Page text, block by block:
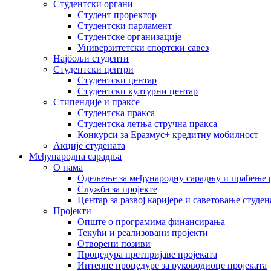
Студентски органи
Студент проректор
Студентски парламент
Студентске организације
Универзитетски спортски савез
Најбољи студенти
Студентски центри
Студентски центар
Студентски културни центар
Стипендије и праксе
Студентска пракса
Студентска летња стручна пракса
Конкурси за Еразмус+ кредитну мобилност
Акције студената
Међународна сарадња
О нама
Одељење за међународну сарадњу и праћење
Служба за пројекте
Центар за развој каријере и саветовање
Пројекти
Опште о програмима финансирања
Текући и реализовани пројекти
Отворени позиви
Процедура претпријаве пројеката
Интерне процедуре за руководиоце пројеката